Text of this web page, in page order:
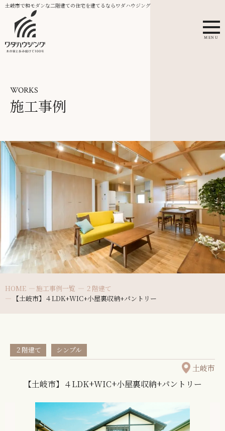
土岐市で和モダンな二階建ての住宅を建てるならワダハウジング
MENU
WORKS
施工事例
HOME 施工事例一覧
２階建て
【土岐市】４LDK+WIC+小屋裏収納+パントリー
２階建て シンプル
土岐市
【土岐市】４LDK+WIC+小屋裏収納+パントリー